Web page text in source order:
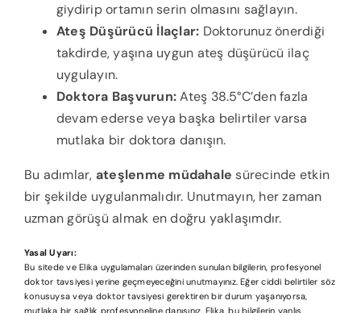
giydirip ortamın serin olmasını sağlayın.
Ateş Düşürücü İlaçlar: Doktorunuz önerdiği
takdirde, yaşına uygun ateş düşürücü ilaç
uygulayın.
Doktora Başvurun:Ateş 38.5°C’den fazla
devam ederse veya başka belirtiler varsa
mutlaka bir doktora danışın.
Bu adımlar, ateşlenme müdahale sürecinde etkin
bir şekilde uygulanmalıdır. Unutmayın, her zaman
uzman görüşü almak en doğru yaklaşımdır.
Yasal Uyarı:
Bu sitede ve Elika uygulamaları üzerinden sunulan bilgilerin, profesyonel
doktor tavsiyesi yerine geçmeyeceğini unutmayınız. Eğer ciddi belirtiler söz
konusuysa veya doktor tavsiyesi gerektiren bir durum yaşanıyorsa,